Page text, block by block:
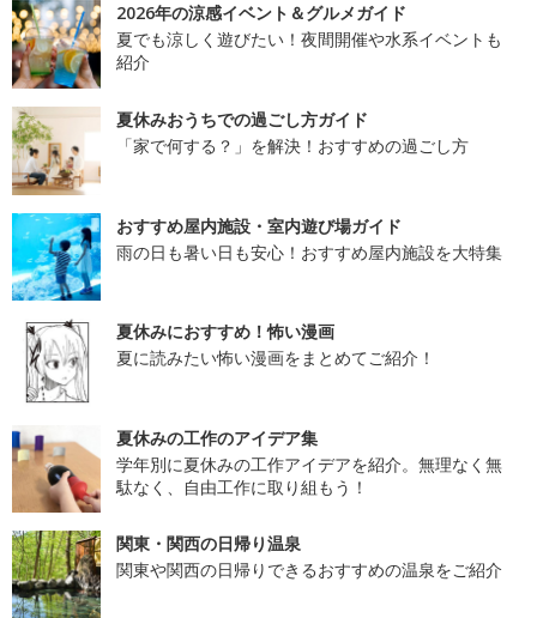
2026年の涼感イベント＆グルメガイド
夏でも涼しく遊びたい！夜間開催や水系イベントも
紹介
夏休みおうちでの過ごし方ガイド
「家で何する？」を解決！おすすめの過ごし方
おすすめ屋内施設・室内遊び場ガイド
雨の日も暑い日も安心！おすすめ屋内施設を大特集
夏休みにおすすめ！怖い漫画
夏に読みたい怖い漫画をまとめてご紹介！
夏休みの工作のアイデア集
学年別に夏休みの工作アイデアを紹介。無理なく無
駄なく、自由工作に取り組もう！
関東・関西の日帰り温泉
関東や関西の日帰りできるおすすめの温泉をご紹介